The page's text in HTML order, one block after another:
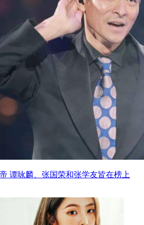
谭咏麟、张国荣和张学友皆在榜上